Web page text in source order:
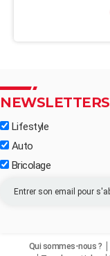
NEWSLETTERS
Lifestyle
Auto
Bricolage
Qui sommes-nous ?